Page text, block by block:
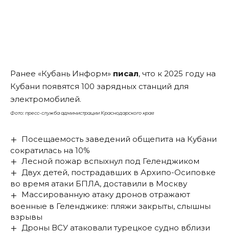
Ранее «Кубань Информ» писал, что к 2025 году на
Кубани появятся 100 зарядных станций для
электромобилей.
Фото: пресс-служба администрации Краснодарского края
Посещаемость заведений общепита на Кубани
сократилась на 10%
Лесной пожар вспыхнул под Геленджиком
Двух детей, пострадавших в Архипо-Осиповке
во время атаки БПЛА, доставили в Москву
Массированную атаку дронов отражают
военные в Геленджике: пляжи закрыты, слышны
взрывы
Дроны ВСУ атаковали турецкое судно вблизи